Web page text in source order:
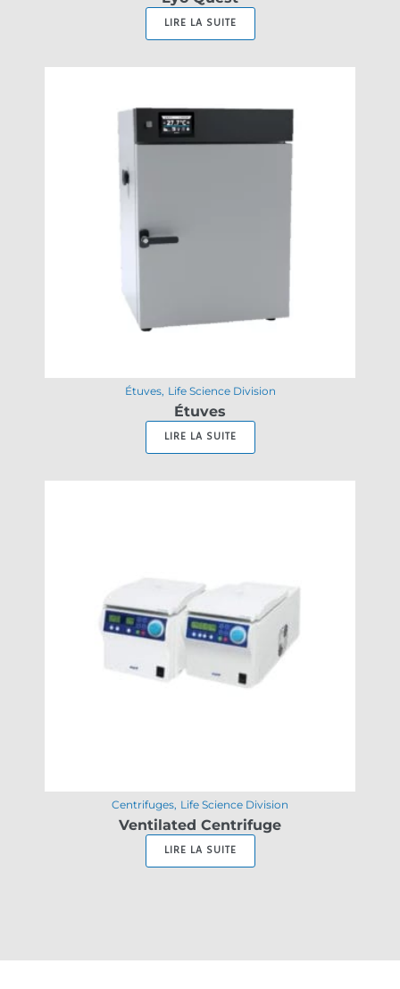
LIRE LA SUITE
Étuves Life Science Division
Étuves
LIRE LA SUITE
Centrifuges Life Science Division
Ventilated Centrifuge
LIRE LA SUITE